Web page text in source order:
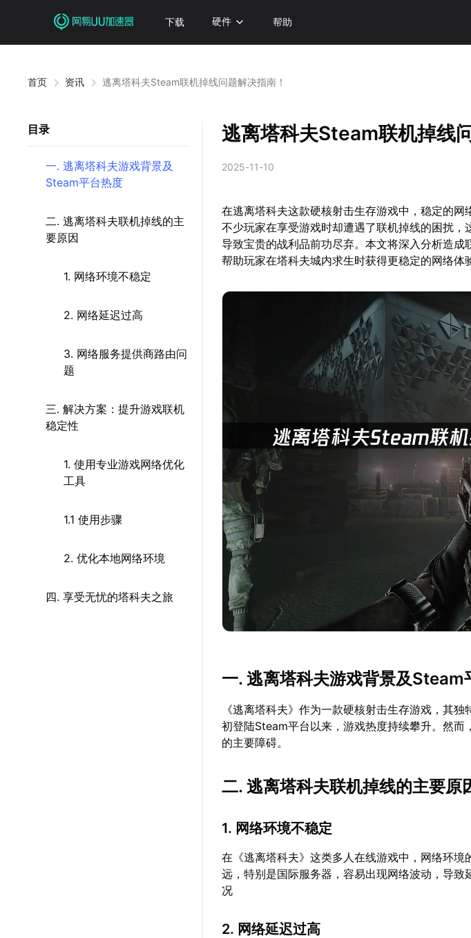
下载 硬件 帮助
首页 资讯 逃离塔科夫Steam联机掉线问题解决指南！
目录
一. 逃离塔科夫游戏背景及
Steam平台热度
二. 逃离塔科夫联机掉线的主
要原因
1. 网络环境不稳定
2. 网络延迟过高
3. 网络服务提供商路由问
题
三. 解决方案：提升游戏联机
稳定性
1. 使用专业游戏网络优化
工具
1.1 使用步骤
2. 优化本地网络环境
四. 享受无忧的塔科夫之旅
逃离塔科夫Steam联机掉线
2025-11-10
在逃离塔科夫这款硬核射击生存游戏中，稳定的网
不少玩家在享受游戏时却遭遇了联机掉线的困扰
导致宝贵的战利品前功尽弃。本文将深入分析造成
帮助玩家在塔科夫城内求生时获得更稳定的网络体
一. 逃离塔科夫游戏背景及Steam
《逃离塔科夫》作为一款硬核射击生存游戏，其
初登陆Steam平台以来，游戏热度持续攀升。然
的主要障碍。
二. 逃离塔科夫联机掉线的主要原
1. 网络环境不稳定
在《逃离塔科夫》这类多人在线游戏中，网络环
远，特别是国际服务器，容易出现网络波动，导
况
2. 网络延迟过高